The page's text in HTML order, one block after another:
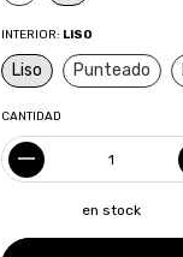
INTERIOR: LISO
Liso Punteado
CANTIDAD
en stock